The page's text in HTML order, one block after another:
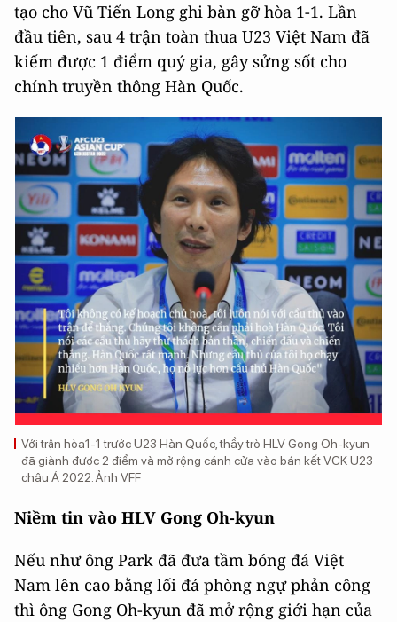
tạo cho Vũ Tiến Long ghi bàn gỡ hòa 1-1. Lần
đầu tiên, sau 4 trận toàn thua U23 Việt Nam đã
kiếm được 1 điểm quý gia, gây sửng sốt cho
chính truyền thông Hàn Quốc.
Với trận hòa1-1 trước U23 Hàn Quốc, thầy trò HLV Gong Oh-kyun
đã giành được 2 điểm và mở rộng cánh cửa vào bán kết VCK U23
châu Á 2022. Ảnh VFF
Niềm tin vào HLV Gong Oh-kyun
Nếu như ông Park đã đưa tầm bóng đá Việt
Nam lên cao bằng lối đá phòng ngự phản công
thì ông Gong Oh-kyun đã mở rộng giới hạn của